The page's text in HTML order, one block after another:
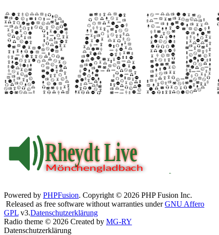
Powered by PHPFusion. Copyright © 2026 PHP Fusion Inc.
Released as free software without warranties underGNU Affero
GPL v3.Datenschutzerklärung
Radio theme © 2026 Created by MG-RY
Datenschutzerklärung